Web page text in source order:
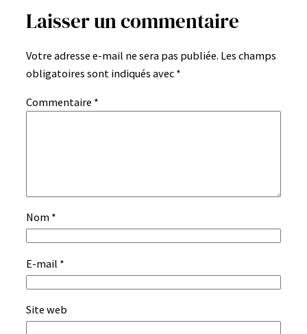
Laisser un commentaire
Votre adresse e-mail ne sera pas publiée. Les champs
obligatoires sont indiqués avec *
Commentaire *
Nom *
E-mail *
Site web